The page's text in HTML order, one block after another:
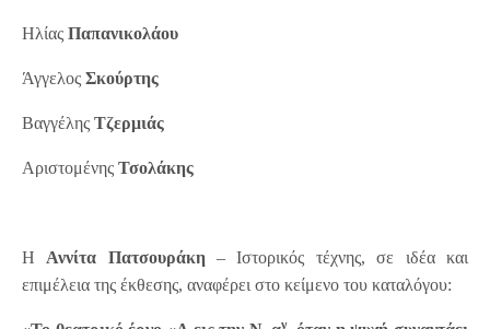
Ηλίας Παπανικολάου
Άγγελος Σκούρτης
ΒαγγέληςΤζερμιάς
Αριστομένης Τσολάκης
ΗΑννίτα Πατσουράκη– Ιστορικός τέχνης, σε ιδέα και
επιμέλεια της έκθεσης, αναφέρει στο κείμενο του καταλόγου:
ν